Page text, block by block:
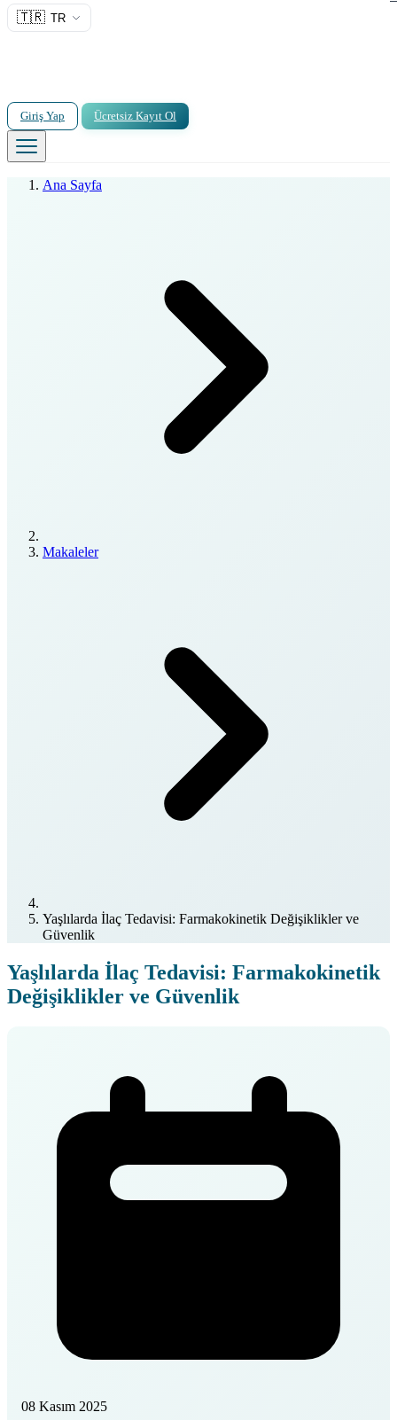
🇹🇷 TR
Giriş Yap Ücretsiz Kayıt Ol
Ana Sayfa
Makaleler
Yaşlılarda İlaç Tedavisi: Farmakokinetik Değişiklikler ve
Güvenlik
Yaşlılarda İlaç Tedavisi: Farmakokinetik
Değişiklikler ve Güvenlik
08 Kasım 2025